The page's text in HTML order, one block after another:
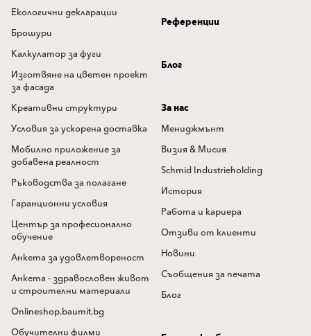
Екологични декларации
Брошури
Калкулатор за фуги
Изготвяне на цветен проект
за фасада
Креативни структури
Условия за ускорена доставка
Мобилно приложение за
добавена реалност
Ръководства за полагане
Гаранционни условия
Център за професионално
обучение
Анкета за удовлетвореност
Анкета - здравословен живот
и строителни материали
Onlineshop.baumit.bg
Обучителни филми
Референции
Блог
За нас
Мениджмънт
Визия & Мисия
Schmid Industrieholding
История
Работа и кариера
Отзиви от клиенти
Новини
Съобщения за печата
Блог